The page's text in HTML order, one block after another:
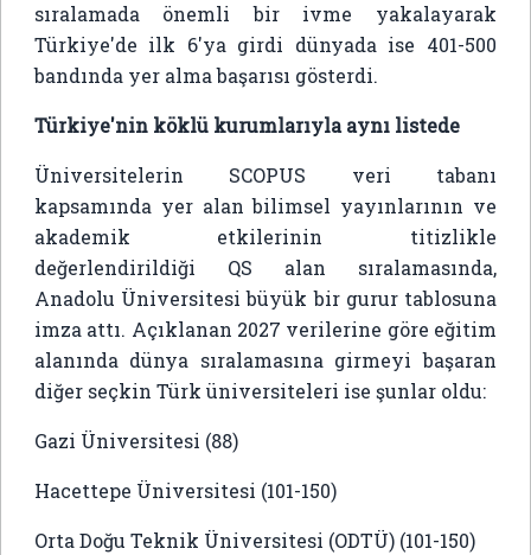
sıralamada önemli bir ivme yakalayarak
Türkiye'de ilk 6'ya girdi dünyada ise 401-500
bandında yer alma başarısı gösterdi.
Türkiye'nin köklü kurumlarıyla aynı listede
Üniversitelerin SCOPUS veri tabanı
kapsamında yer alan bilimsel yayınlarının ve
akademik etkilerinin titizlikle
değerlendirildiği QS alan sıralamasında,
Anadolu Üniversitesi büyük bir gurur tablosuna
imza attı. Açıklanan 2027 verilerine göre eğitim
alanında dünya sıralamasına girmeyi başaran
diğer seçkin Türk üniversiteleri ise şunlar oldu:
Gazi Üniversitesi (88)
Hacettepe Üniversitesi (101-150)
Orta Doğu Teknik Üniversitesi (ODTÜ) (101-150)